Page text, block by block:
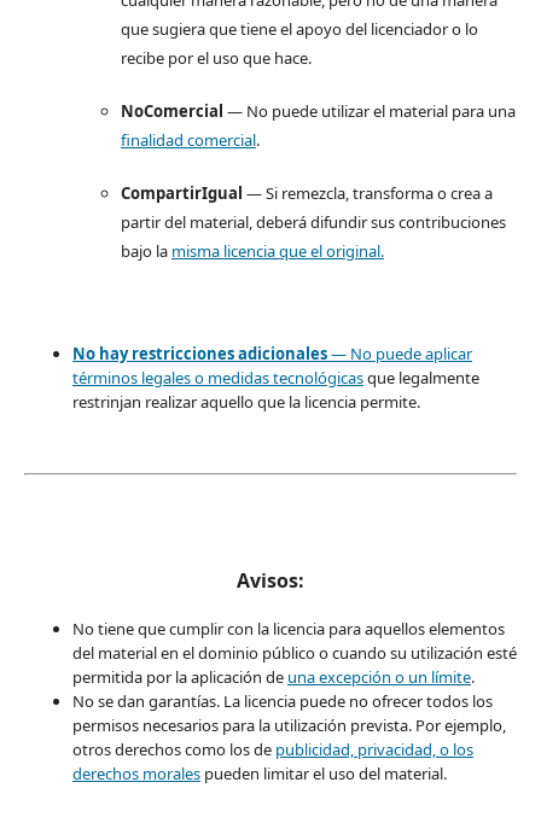
que sugiera que tiene el apoyo del licenciador o lo
recibe por el uso que hace.
NoComercial — No puede utilizar el material para una
finalidad comercial.
CompartirIgual — Si remezcla, transforma o crea a
partir del material, deberá difundir sus contribuciones
bajo la misma licencia que el original.
No hay restricciones adicionales— No puede aplicar
términos legales o medidas tecnológicasque legalmente
restrinjan realizar aquello que la licencia permite.
Avisos:
No tiene que cumplir con la licencia para aquellos elementos
del material en el dominio público o cuando su utilización esté
permitida por la aplicación de una excepción o un límite.
No se dan garantías. La licencia puede no ofrecer todos los
permisos necesarios para la utilización prevista. Por ejemplo,
otros derechos como los de publicidad, privacidad, o los
derechos moralespueden limitar el uso del material.